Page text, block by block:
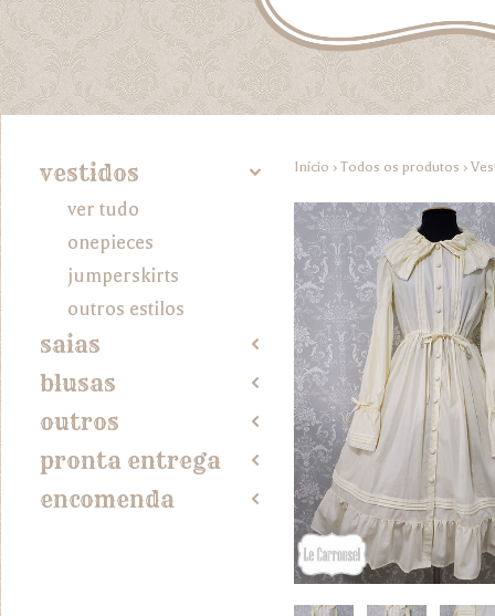
vestidos 4
ver tudo
onepieces
jumperskirts
outros estilos
saias 2
blusas 2
outros 2
pronta entrega 2
encomenda 2
Início › Todos os produtos ›